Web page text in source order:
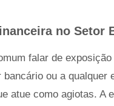
no Setor
falar de
bancário ou a qualquer
atue como agiotas. A